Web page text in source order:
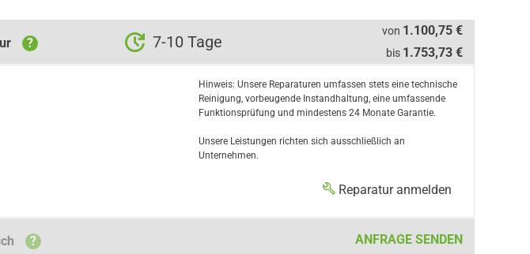
? 7-10 Tage
von 1.100,75 €
bis 1.753,73 €
Hinweis: Unsere Reparaturen umfassen stets eine technische
Reinigung, vorbeugende Instandhaltung, eine umfassende
Funktionsprüfung und mindestens 24 Monate Garantie.
Unsere Leistungen richten sich ausschließlich an
Unternehmen.
Reparatur anmelden
? ANFRAGE SENDEN